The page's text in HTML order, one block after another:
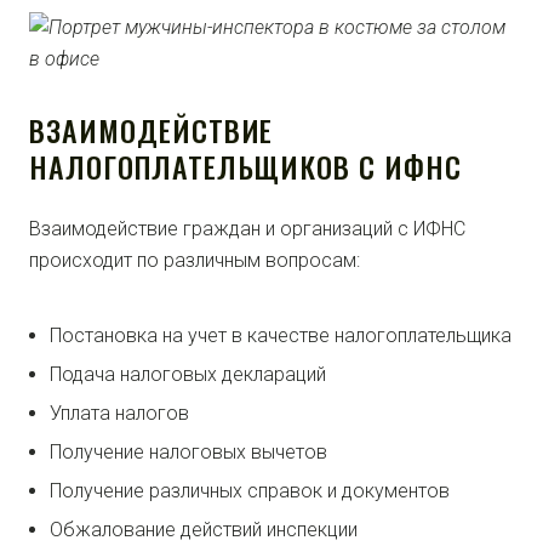
ВЗАИМОДЕЙСТВИЕ
НАЛОГОПЛАТЕЛЬЩИКОВ С ИФНС
Взаимодействие граждан и организаций с ИФНС
происходит по различным вопросам:
Постановка на учет в качестве налогоплательщика
Подача налоговых деклараций
Уплата налогов
Получение налоговых вычетов
Получение различных справок и документов
Обжалование действий инспекции